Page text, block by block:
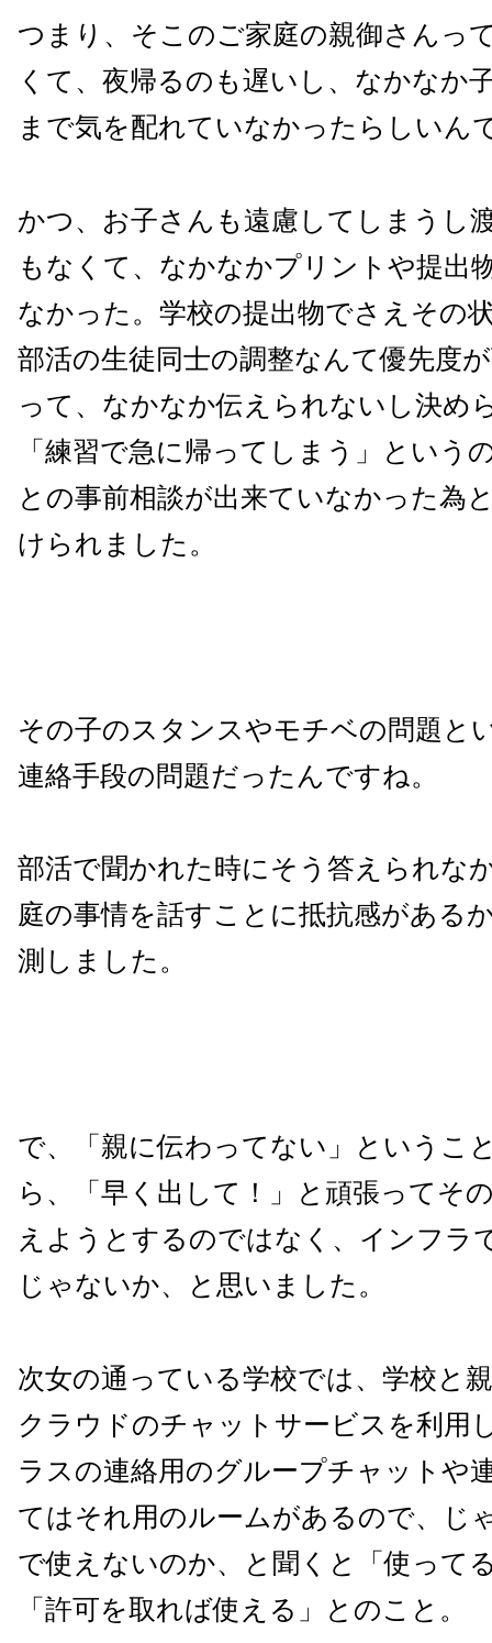
つまり、そこのご家庭の親御さんっ
くて、夜帰るのも遅いし、なかなか
まで気を配れていなかったらしいん
かつ、お子さんも遠慮してしまうし
もなくて、なかなかプリントや提出
なかった。学校の提出物でさえその
部活の生徒同士の調整なんて優先度
って、なかなか伝えられないし決め
「練習で急に帰ってしまう」という
との事前相談が出来ていなかった為
けられました。
その子のスタンスやモチベの問題と
連絡手段の問題だったんですね。
部活で聞かれた時にそう答えられな
庭の事情を話すことに抵抗感がある
測しました。
で、「親に伝わってない」というこ
ら、「早く出して！」と頑張ってそ
えようとするのではなく、インフラ
じゃないか、と思いました。
次女の通っている学校では、学校と
クラウドのチャットサービスを利用
ラスの連絡用のグループチャットや
てはそれ用のルームがあるので、じ
で使えないのか、と聞くと「使って
「許可を取れば使える」とのこと。